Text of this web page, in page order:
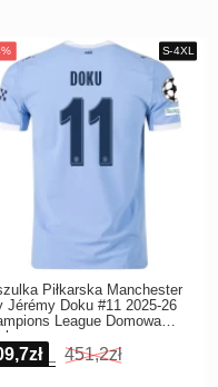
Piłkarska Manchester
Jérémy Doku #11 2025-26
League Domowa
451,2zł